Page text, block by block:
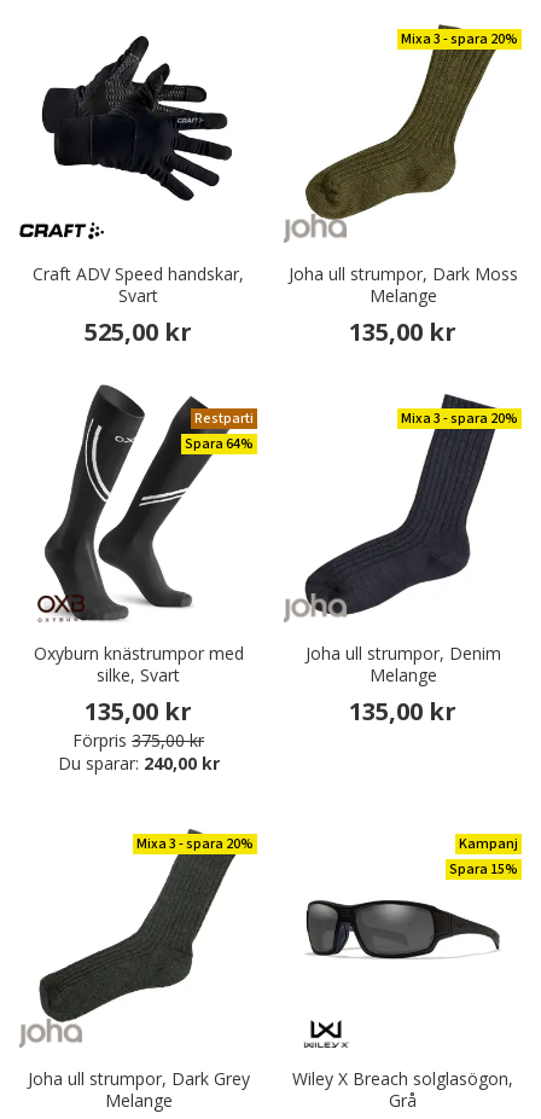
Craft ADV Speed handskar,
Svart
525,00 kr
Mixa 3 - spara 20%
Joha ull strumpor, Dark Moss
Melange
135,00 kr
Restparti
Spara 64%
Oxyburn knästrumpor med
silke, Svart
135,00 kr
Förpris 375,00 kr
Du sparar: 240,00 kr
Mixa 3 - spara 20%
Joha ull strumpor, Denim
Melange
135,00 kr
Mixa 3 - spara 20%
Joha ull strumpor, Dark Grey
Melange
Kampanj
Spara 15%
Wiley X Breach solglasögon,
Grå